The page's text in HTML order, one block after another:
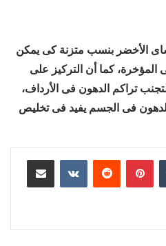
الأخضر بنسب متزنة كى يمكن
المؤخرة، كما أن التركيز على
تراكم الدهون فى الأرداف،
فى الجسم يفيد فى تخليص
بينتيريست
مشاركة عبر البريد